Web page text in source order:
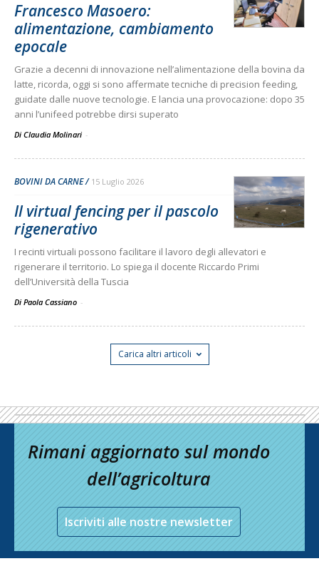
Francesco Masoero:
alimentazione, cambiamento
epocale
Grazie a decenni di innovazione nell’alimentazione della bovina da
latte, ricorda, oggi si sono affermate tecniche di precision feeding,
guidate dalle nuove tecnologie. E lancia una provocazione: dopo 35
anni l’unifeed potrebbe dirsi superato
Di Claudia Molinari -
BOVINI DA CARNE 15 Luglio 2026
Il virtual fencing per il pascolo
rigenerativo
I recinti virtuali possono facilitare il lavoro degli allevatori e
rigenerare il territorio. Lo spiega il docente Riccardo Primi
dell’Università della Tuscia
Di Paola Cassiano -
Carica altri articoli
Rimani aggiornato sul mondo
dell’agricoltura
Iscriviti alle nostre newsletter